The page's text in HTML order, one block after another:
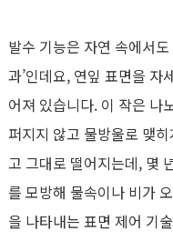
발수 기능은 자연 속에서
과’인데요, 연잎 표면을 자
어져 있습니다. 이 작은 나
퍼지지 않고 물방울로 맺
고 그대로 떨어지는데, 몇
를 모방해 물속이나 비가
을 나타내는 표면 제어 기